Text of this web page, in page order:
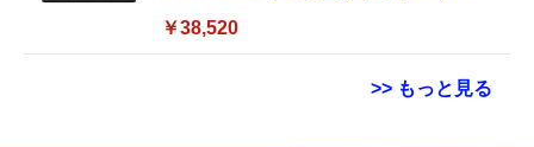
Bluetooth5.0／USB-C／1080p顔認証カメラ
￥38,520
>> もっと見る